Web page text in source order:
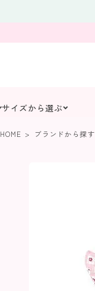
サイズから選ぶ
HOME ブランドから探す